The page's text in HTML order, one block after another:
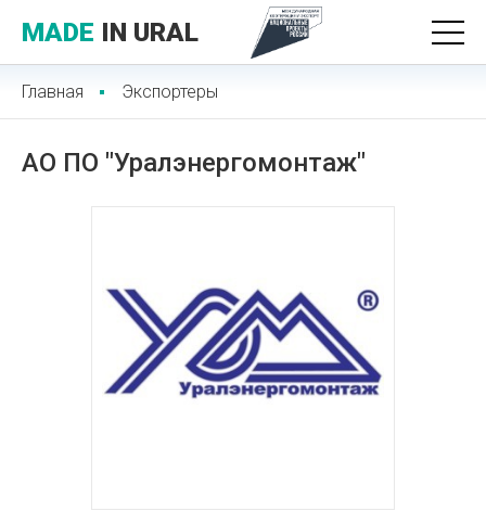
MADE IN URAL
Главная Экспортеры
АО ПО "Уралэнергомонтаж"